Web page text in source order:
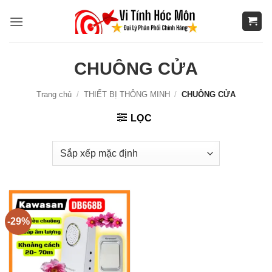
qua
CHUÔNG CỬA
Trang chủ / THIẾT BỊ THÔNG MINH / CHUÔNG CỬA
LỌC
-29%